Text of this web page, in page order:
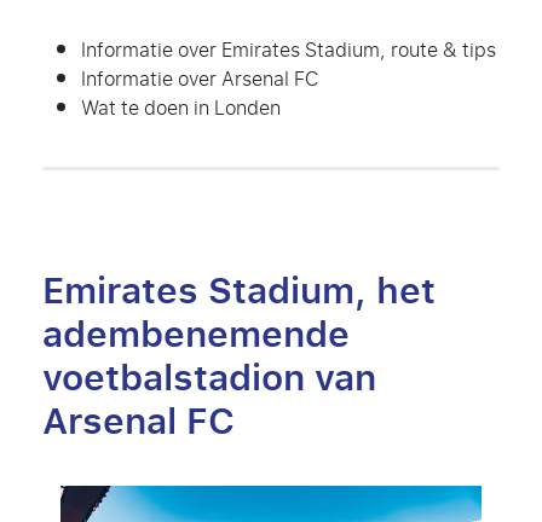
Informatie over Emirates Stadium, route & tips
Informatie over Arsenal FC
Wat te doen in Londen
Emirates Stadium, het
adembenemende
voetbalstadion van
Arsenal FC